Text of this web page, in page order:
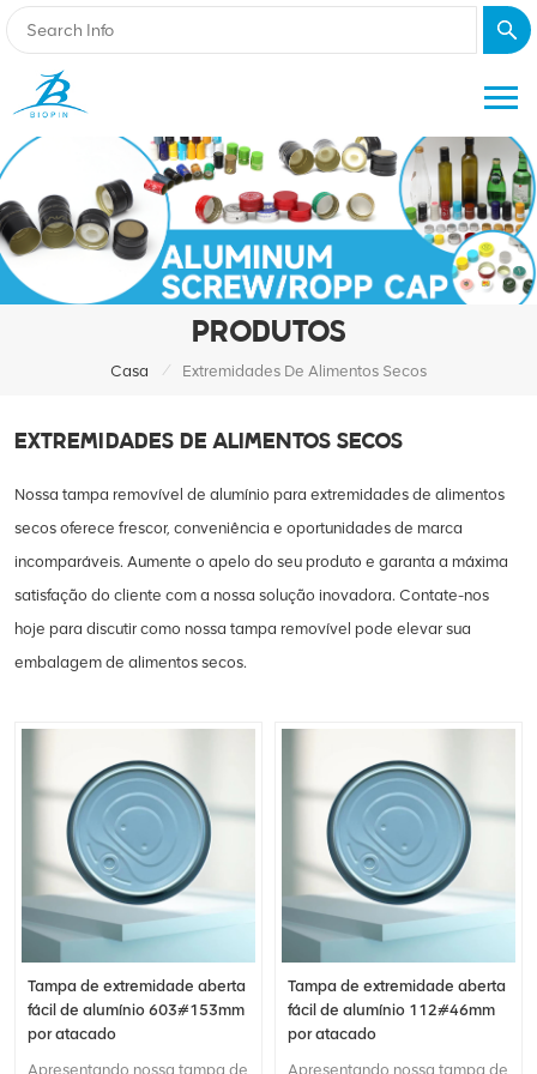
PRODUTOS
Casa / Extremidades De Alimentos Secos
EXTREMIDADES DE ALIMENTOS SECOS
Nossa tampa removível de alumínio para extremidades de alimentos
secos oferece frescor, conveniência e oportunidades de marca
incomparáveis. Aumente o apelo do seu produto e garanta a máxima
satisfação do cliente com a nossa solução inovadora. Contate-nos
hoje para discutir como nossa tampa removível pode elevar sua
embalagem de alimentos secos.
Tampa de extremidade aberta
fácil de alumínio 603#153mm
por atacado
Apresentando nossa tampa de
Tampa de extremidade aberta
fácil de alumínio 112#46mm
por atacado
Apresentando nossa tampa de